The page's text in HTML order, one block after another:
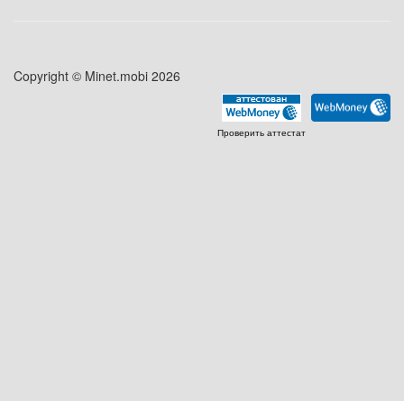
Copyright © Minet.mobi 2026
Проверить аттестат